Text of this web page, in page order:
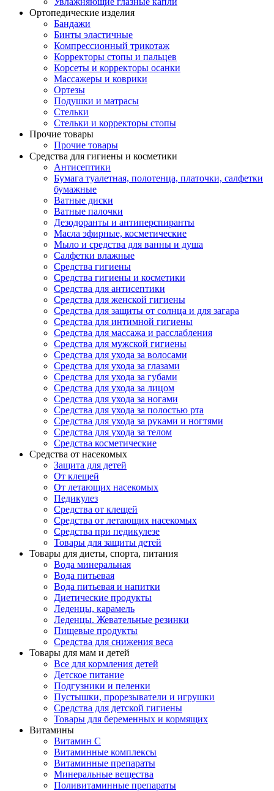
Ортопедические изделия
Бандажи
Бинты эластичные
Компрессионный трикотаж
Корректоры стопы и пальцев
Корсеты и корректоры осанки
Массажеры и коврики
Ортезы
Подушки и матрасы
Стельки
Стельки и корректоры стопы
Прочие товары
Прочие товары
Средства для гигиены и косметики
Антисептики
Бумага туалетная, полотенца, платочки, салфетки
бумажные
Ватные диски
Ватные палочки
Дезодоранты и антиперспиранты
Масла эфирные, косметические
Мыло и средства для ванны и душа
Салфетки влажные
Средства гигиены
Средства гигиены и косметики
Средства для антисептики
Средства для женской гигиены
Средства для защиты от солнца и для загара
Средства для интимной гигиены
Средства для массажа и расслабления
Средства для мужской гигиены
Средства для ухода за волосами
Средства для ухода за глазами
Средства для ухода за губами
Средства для ухода за лицом
Средства для ухода за ногами
Средства для ухода за полостью рта
Средства для ухода за руками и ногтями
Средства для ухода за телом
Средства косметические
Средства от насекомых
Защита для детей
От клещей
От летающих насекомых
Педикулез
Средства от клещей
Средства от летающих насекомых
Средства при педикулезе
Товары для защиты детей
Товары для диеты, спорта, питания
Вода минеральная
Вода питьевая
Вода питьевая и напитки
Диетические продукты
Леденцы, карамель
Леденцы. Жевательные резинки
Пищевые продукты
Средства для снижения веса
Товары для мам и детей
Все для кормления детей
Детское питание
Подгузники и пеленки
Пустышки, прорезыватели и игрушки
Средства для детской гигиены
Товары для беременных и кормящих
Витамины
Витамин С
Витаминные комплексы
Витаминные препараты
Минеральные вещества
Поливитаминные препараты